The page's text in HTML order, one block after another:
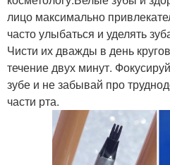
лицо максимально
часто улыбаться и уделять
Чисти их дважды в день
течение двух минут.
зубе и не забывай про
части рта.